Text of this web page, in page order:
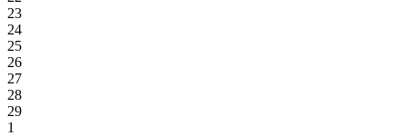
23
24
25
26
27
28
29
1